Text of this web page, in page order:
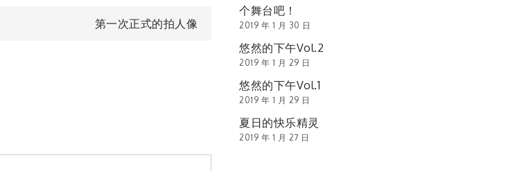
第一次正式的拍人像
个舞台吧！
2019 年 1 月 30 日
悠然的下午Vol.2
2019 年 1 月 29 日
悠然的下午Vol.1
2019 年 1 月 29 日
夏日的快乐精灵
2019 年 1 月 27 日